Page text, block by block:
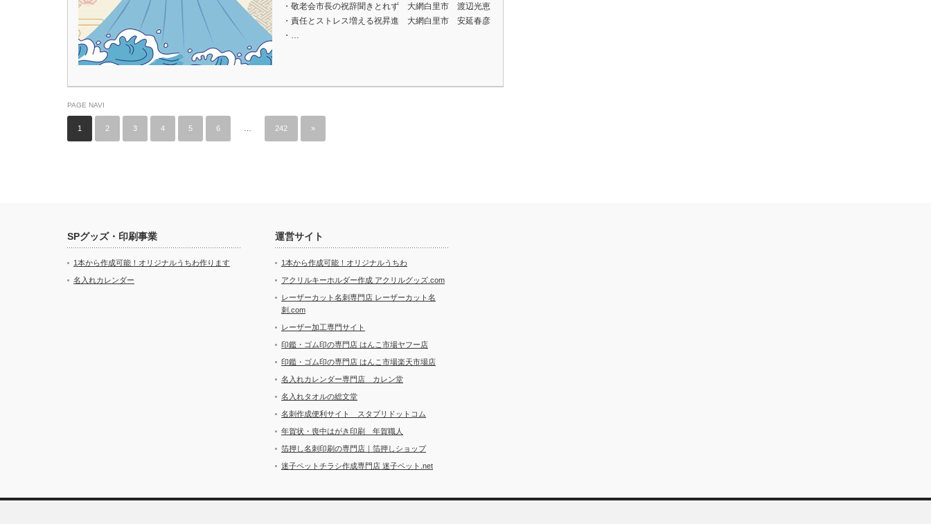
・敬老会市長の祝辞聞きとれず 大網白里市 渡辺光恵
・責任とストレス増える祝昇進 大網白里市 安延春彦
・…
PAGE NAVI
1 2 3 4 5 6 242 »
SPグッズ・印刷事業
1本から作成可能！オリジナルうちわ作ります
名入れカレンダー
運営サイト
1本から作成可能！オリジナルうちわ
アクリルキーホルダー作成 アクリルグッズ.com
レーザーカット名刺専門店 レーザーカット名
刺.com
レーザー加工専門サイト
印鑑・ゴム印の専門店 はんこ市場ヤフー店
印鑑・ゴム印の専門店 はんこ市場楽天市場店
名入れカレンダー専門店 カレン堂
名入れタオルの総文堂
名刺作成便利サイト スタプリドットコム
年賀状・喪中はがき印刷 年賀職人
箔押し名刺印刷の専門店｜箔押しショップ
迷子ペットチラシ作成専門店 迷子ペット.net